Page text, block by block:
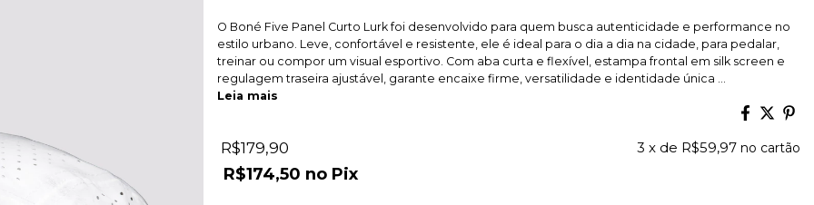
O Boné Five Panel Curto Lurk foi desenvolvido para quem busca autenticidade e performance no
estilo urbano. Leve, confortável e resistente, ele é ideal para o dia a dia na cidade, para pedalar,
treinar ou compor um visual esportivo. Com aba curta e flexível, estampa frontal em silk screen e
regulagem traseira ajustável, garante encaixe firme, versatilidade e identidade única ...
Leia mais
R$179,90 3 x de R$59,97
R$174,50 Pix